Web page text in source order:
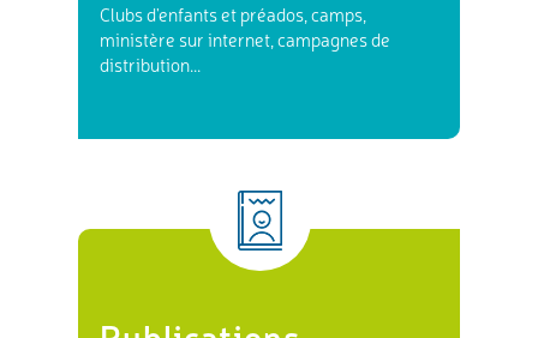
Clubs d'enfants et préados, camps,
ministère sur internet, campagnes de
distribution...